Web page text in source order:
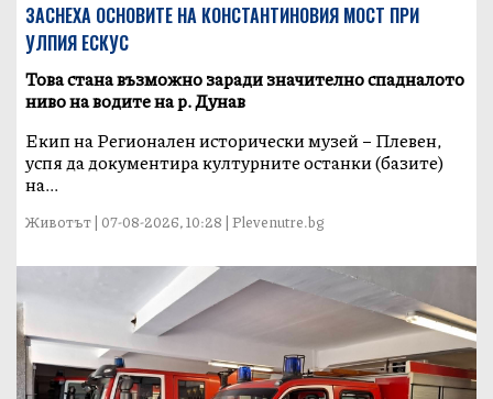
ЗАСНЕХА ОСНОВИТЕ НА КОНСТАНТИНОВИЯ МОСТ ПРИ
УЛПИЯ ЕСКУС
Това стана възможно заради значително спадналото
ниво на водите на р. Дунав
Екип на Регионален исторически музей – Плевен,
успя да документира културните останки (базите)
на...
Животът | 07-08-2026, 10:28 | Plevenutre.bg